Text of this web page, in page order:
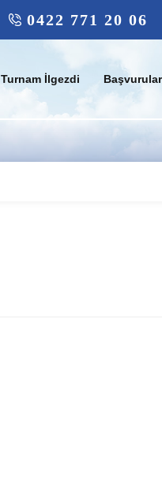
0422 771 20 06
Turnam İlgezdi Başvurular